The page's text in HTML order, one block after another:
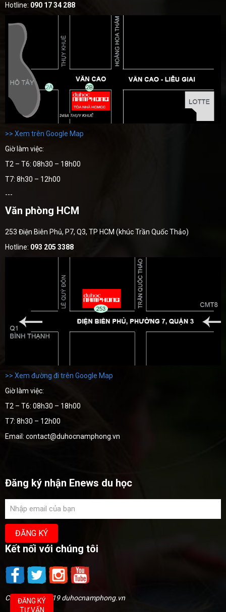
Hotline: 090 17 34 288
>> Xem trên Google Map
Giờ làm việc:
T2 – T6: 08h30 – 18h00
T7: 8h30 – 12h00
---
Văn phòng HCM
253 Điện Biên Phủ, P7, Q3, TP HCM (khúc Trần Quốc Thảo)
Hotline: 093 205 3388
>> Xem đường đi trên Google Map
Giờ làm việc:
T2 – T6: 08h30 – 18h00
T7: 8h30 – 12h00
Email: contact@duhocnamphong.vn
Đăng ký nhận Enews du học
Kết nối với chúng tôi
Copyright @2019 duhocnamphong.vn
ĐĂNG KÝ
TƯ VẤN